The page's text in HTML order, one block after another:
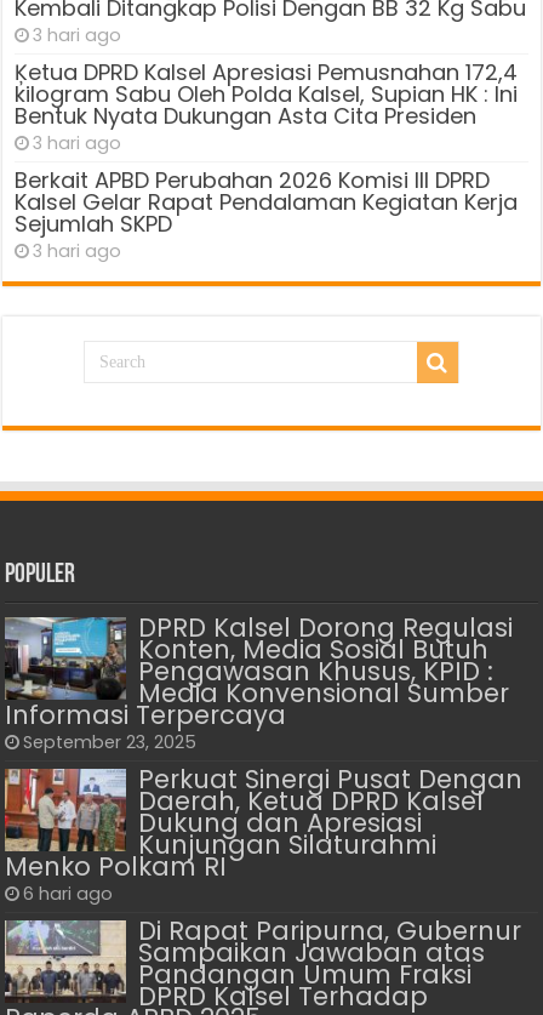
Kembali Ditangkap Polisi Dengan BB 32 Kg Sabu
3 hari ago
Ķetua DPRD Kalsel Apresiasi Pemusnahan 172,4
kilogram Sabu Oleh Polda Kalsel, Supian HK : Ini
Bentuk Nyata Dukungan Asta Cita Presiden
3 hari ago
Berkait APBD Perubahan 2026 Komisi III DPRD
Kalsel Gelar Rapat Pendalaman Kegiatan Kerja
Sejumlah SKPD
3 hari ago
Populer
DPRD Kalsel Dorong Regulasi
Konten, Media Sosial Butuh
Pengawasan Khusus, KPID :
Media Konvensional Sumber
Informasi Terpercaya
September 23, 2025
Perkuat Sinergi Pusat Dengan
Daerah, Ketua DPRD Kalsel
Dukung dan Apresiasi
Kunjungan Silaturahmi
Menko Polkam RI
6 hari ago
Di Rapat Paripurna, Gubernur
Sampaikan Jawaban atas
Pandangan Umum Fraksi
DPRD Kalsel Terhadap